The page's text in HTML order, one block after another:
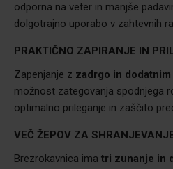
odporna na veter in manjše
dolgotrajno uporabo v zahtevnih
PRAKTIČNO ZAPIRANJE IN
Zapenjanje z zadrgo in
možnost zategovanja spodnjega
optimalno prileganje in zaščito
VEČ ŽEPOV ZA
Brezrokavnica ima tri zunanje in